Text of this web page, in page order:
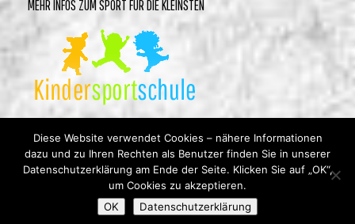
MEHR INFOS ZUM SPORT FÜR DIE KLEINSTEN
© Heidelberger Turnverein 1846 e.V. |Impressum
Datenschutzerklärung
Diese Website verwendet Cookies – nähere Informationen
dazu und zu Ihren Rechten als Benutzer finden Sie in unserer
Datenschutzerklärung am Ende der Seite. Klicken Sie auf „OK“,
um Cookies zu akzeptieren.
OK
Datenschutzerklärung